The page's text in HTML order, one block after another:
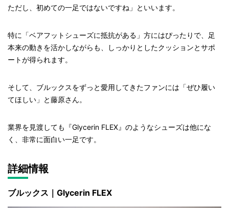
ただし、初めての一足ではないですね」といいます。
特に「ベアフットシューズに抵抗がある」方にはぴったりで、足
本来の動きを活かしながらも、しっかりとしたクッションとサポ
ートが得られます。
そして、ブルックスをずっと愛用してきたファンには「ぜひ履い
てほしい」と藤原さん。
業界を見渡しても『Glycerin FLEX』のようなシューズは他にな
く、非常に面白い一足です。
詳細情報
ブルックス｜Glycerin FLEX